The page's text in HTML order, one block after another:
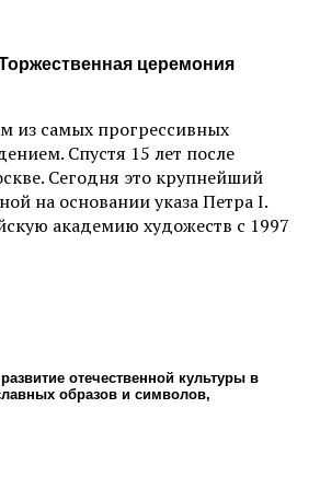
церемония
из самых прогрессивных
Спустя 15 лет после
Сегодня это крупнейший
на основании указа Петра I.
академию художеств с 1997
отечественной культуры в
образов и символов,